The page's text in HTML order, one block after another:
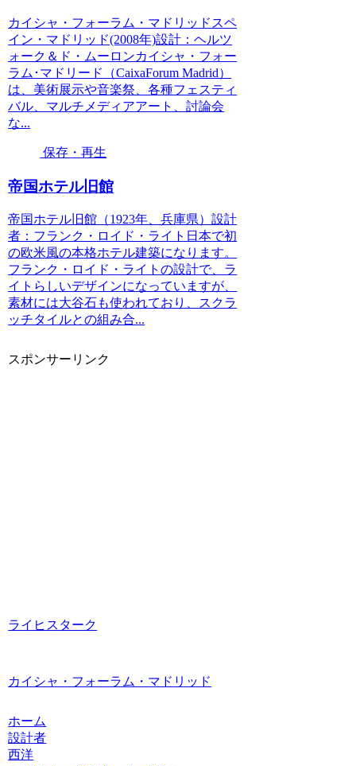
カイシャ・フォーラム・マドリッドスペ
イン・マドリッド(2008年)設計：ヘルツ
ォーク＆ド・ムーロンカイシャ・フォー
ラム･マドリード（CaixaForum Madrid）
は、美術展示や音楽祭、各種フェスティ
バル、マルチメディアアート、討論会
な...
保存・再生
帝国ホテル旧館
帝国ホテル旧館（1923年、兵庫県）設計
者：フランク・ロイド・ライト日本で初
の欧米風の本格ホテル建築になります。
フランク・ロイド・ライトの設計で、ラ
イトらしいデザインになっていますが、
素材には大谷石も使われており、スクラ
ッチタイルとの組み合...
スポンサーリンク
ライヒスターク
カイシャ・フォーラム・マドリッド
ホーム
設計者
西洋